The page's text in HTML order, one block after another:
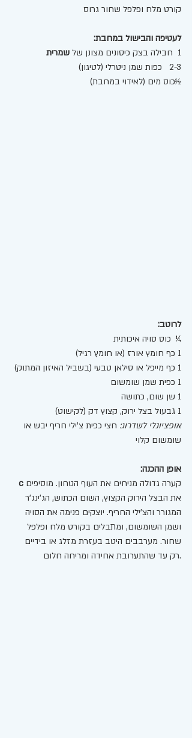
קורט מלח ופלפל שחור גרוס
לעטיפה והבישול במחבת:
1  חבילה בצק כיסונים מצונן של
שמרית
2-3   כפות שמן ניטרלי (לטיגון)
½כוס מים (לאידוי במחבת)
לרוטב:
¼  כוס סויה איכותית
1 כף חומץ אורז (או חומץ רגיל)
1 כף מייפל או סילאן טבעי (בשביל האיזון המתוק)
1 כפית שמן שומשום
1 שן שום, כתושה
1 גבעול בצל ירוק, קצוץ דק (לקישוט)
אופציונלי לשדרוג: חצי כפית צ'ילי חריף יבש או
שומשום קלוי
אופן ההכנה:
c קערה גדולה מניחים את העוף הטחון. מוסיפים
את הבצל הירוק הקצוץ, השום הכתוש, הג'ינג'ר
המגורר והצ'ילי החריף. יוצקים פנימה את הסויה
ושמן השומשום, ומתבלים בקורט מלח ופלפל
שחור. מערבבים היטב בעזרת מזלג או בידיים
רק עד שהתערובת אחידה ומריחה חלום.